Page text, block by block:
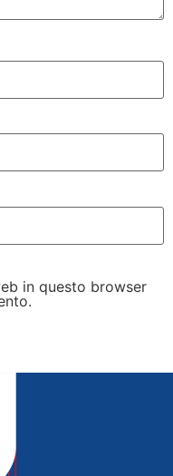
in questo browser